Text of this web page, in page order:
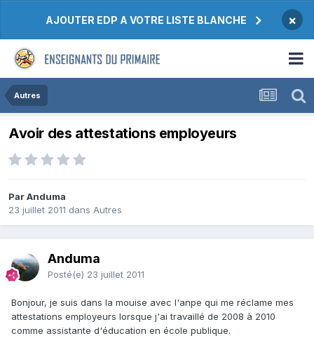
AJOUTER EDP A VOTRE LISTE BLANCHE ×
Autres
Avoir des attestations employeurs
Par Anduma
23 juillet 2011 dans Autres
Anduma
Posté(e) 23 juillet 2011
Bonjour, je suis dans la mouise avec l'anpe qui me réclame mes
attestations employeurs lorsque j'ai travaillé de 2008 à 2010
comme assistante d'éducation en école publique.